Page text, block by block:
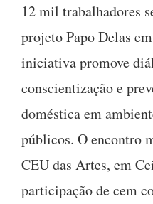
12 mil trabalhadores
projeto Papo Delas
iniciativa promove
conscientização e
doméstica em
públicos. O encontro
CEU das Artes, em
participação de cem